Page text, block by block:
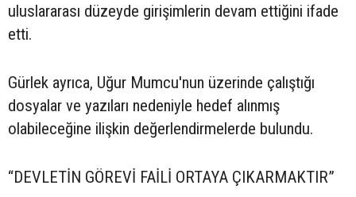
uluslararası düzeyde girişimlerin devam ettiğini ifade
etti.
Gürlek ayrıca, Uğur Mumcu'nun üzerinde çalıştığı
dosyalar ve yazıları nedeniyle hedef alınmış
olabileceğine ilişkin değerlendirmelerde bulundu.
“DEVLETİN GÖREVİ FAİLİ ORTAYA ÇIKARMAKTIR”